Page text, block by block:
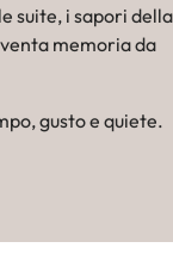
suite, i sapori della
memoria da
gusto e quiete.